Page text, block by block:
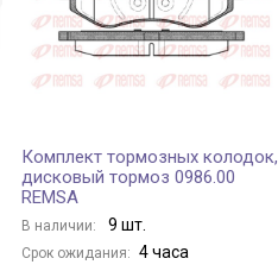
Комплект тормозных колодок,
дисковый тормоз 0986.00
REMSA
В наличии: 9 шт.
Срок ожидания: 4 часа